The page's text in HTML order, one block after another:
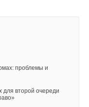
проблемы и
для второй очереди